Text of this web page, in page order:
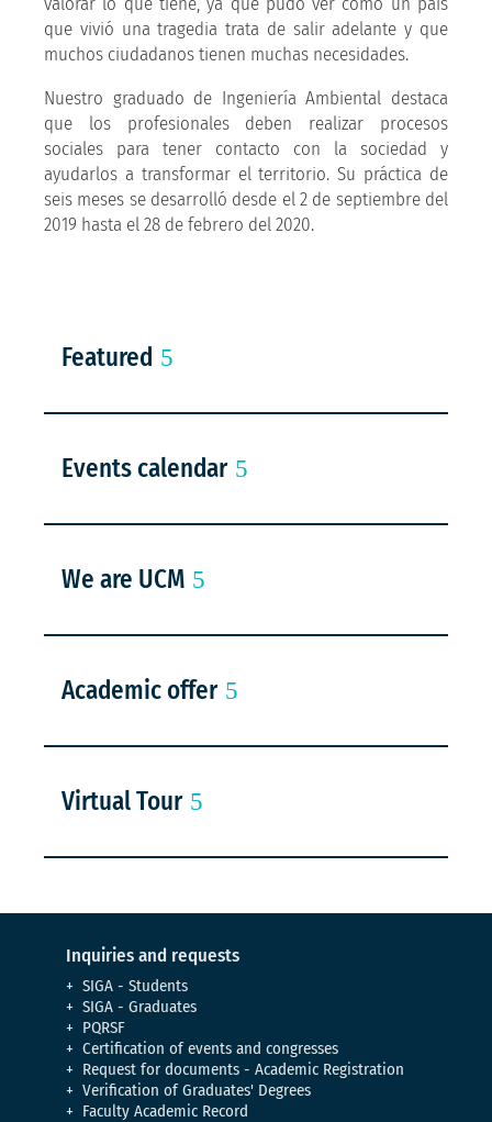
que vivió una tragedia trata de salir adelante y que
muchos ciudadanos tienen muchas necesidades.
Nuestro graduado de Ingeniería Ambiental destaca
que los profesionales deben realizar procesos
sociales para tener contacto con la sociedad y
ayudarlos a transformar el territorio. Su práctica de
seis meses se desarrolló desde el 2 de septiembre del
2019 hasta el 28 de febrero del 2020.
Featured
Events calendar
We are UCM
Academic offer
Virtual Tour
Inquiries and requests
SIGA - Students
SIGA - Graduates
PQRSF
Certification of events and congresses
Request for documents - Academic Registration
Verification of Graduates' Degrees
Faculty Academic Record